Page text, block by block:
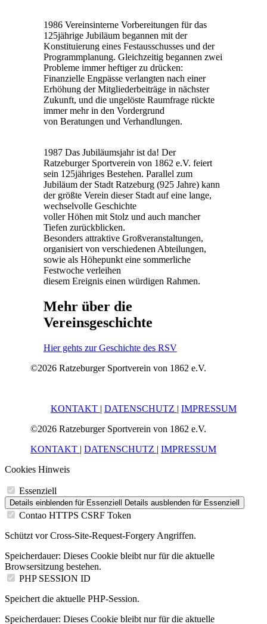
1986 Vereinsinterne Vorbereitungen für das
125jährige Jubiläum begannen mit der
Konstituierung eines Festausschusses und der
Programmplanung. Gleichzeitig begannen zwei
Probleme immer heftiger zu drücken:
Finanzielle Engpässe verlangten nach einer
Erhöhung der Mitgliederbeiträge in nächster
Zukunft, und die ungelöste Raumfrage rückte
immer mehr in den Vordergrund
von Beratungen und Verhandlungen.
1987 Das Jubiläumsjahr ist da! Der
Ratzeburger Sportverein von 1862 e.V. feiert
sein 125jähriges Bestehen. Parallel zum
Jubiläum der Stadt Ratzeburg (925 Jahre) kann
der größte Verein dieser Stadt auf eine lange,
wechselvolle Geschichte
voller Höhen mit Stolz und auch mancher
Tiefen zurückblicken.
Besonders attraktive Großveranstaltungen,
organisiert von verschiedenen Abteilungen,
sowie als Höhepunkt eine sommerliche
Festwoche verleihen
diesem Ereignis einen würdigen Rahmen.
Mehr über die
Vereinsgeschichte
Hier gehts zur Geschichte des RSV
©2026 Ratzeburger Sportverein von 1862 e.V.
KONTAKT | DATENSCHUTZ | IMPRESSUM
©2026 Ratzeburger Sportverein von 1862 e.V.
KONTAKT |DATENSCHUTZ |IMPRESSUM
Cookies Hinweis
Essenziell
Details einblenden für Essenziell Details ausblenden für Essenziell
Contao HTTPS CSRF Token
Schützt vor Cross-Site-Request-Forgery Angriffen.
Speicherdauer: Dieses Cookie bleibt nur für die aktuelle
Browsersitzung bestehen.
PHP SESSION ID
Speichert die aktuelle PHP-Session.
Speicherdauer: Dieses Cookie bleibt nur für die aktuelle